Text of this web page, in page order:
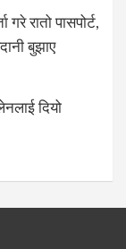
गरे रातो पासपोर्ट,
बुझाए
दियो